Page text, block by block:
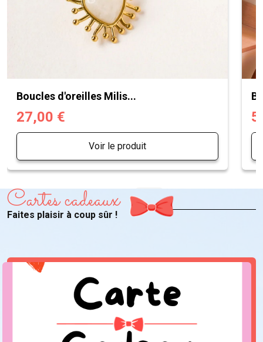
Boucles d'oreilles Milis...
27,00 €
Voir le produit
Cartes cadeaux
Faites plaisir à coup sûr !